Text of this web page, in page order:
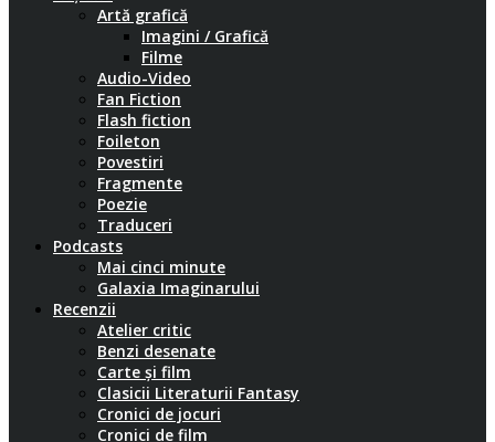
Artă grafică
Imagini / Grafică
Filme
Audio-Video
Fan Fiction
Flash fiction
Foileton
Povestiri
Fragmente
Poezie
Traduceri
Podcasts
Mai cinci minute
Galaxia Imaginarului
Recenzii
Atelier critic
Benzi desenate
Carte și film
Clasicii Literaturii Fantasy
Cronici de jocuri
Cronici de film